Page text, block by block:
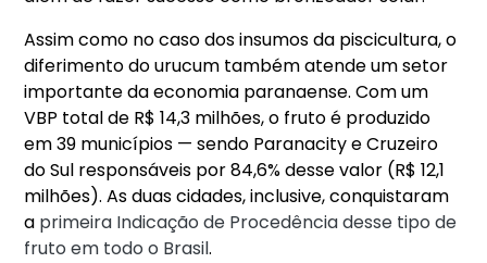
Assim como no caso dos insumos da piscicultura, o
diferimento do urucum também atende um setor
importante da economia paranaense. Com um
VBP total de R$ 14,3 milhões, o fruto é produzido
em 39 municípios — sendo Paranacity e Cruzeiro
do Sul responsáveis por 84,6% desse valor (R$ 12,1
milhões). As duas cidades, inclusive, conquistaram
a primeira Indicação de Procedência desse tipo de
fruto em todo o Brasil.